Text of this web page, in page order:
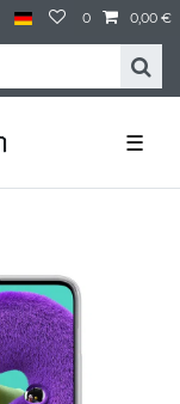
0 0,00 €
☰